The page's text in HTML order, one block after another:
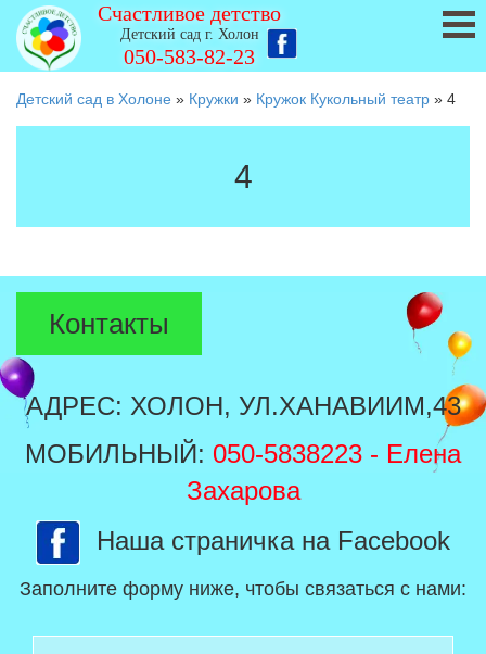
Счастливое детство
Детский сад г. Холон
050-583-82-23
Детский сад в Холоне » Кружки » Кружок Кукольный театр » 4
4
Контакты
АДРЕС: ХОЛОН, УЛ.ХАНАВИИМ,43
МОБИЛЬНЫЙ: 050-5838223 - Елена
Захарова
Наша страничка на Facebook
Заполните форму ниже, чтобы связаться с нами: